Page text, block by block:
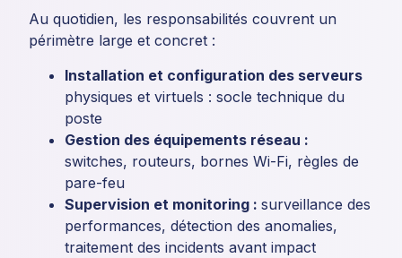
Au quotidien, les responsabilités couvrent un
périmètre large et concret :
Installation et configuration des serveurs
physiques et virtuels : socle technique du
poste
Gestion des équipements réseau :
switches, routeurs, bornes Wi-Fi, règles de
pare-feu
Supervision et monitoring : surveillance des
performances, détection des anomalies,
traitement des incidents avant impact